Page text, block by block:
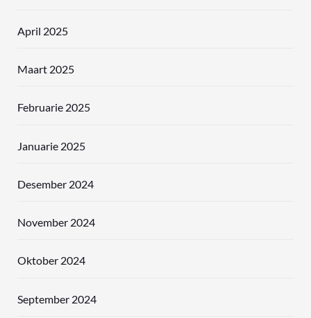
April 2025
Maart 2025
Februarie 2025
Januarie 2025
Desember 2024
November 2024
Oktober 2024
September 2024